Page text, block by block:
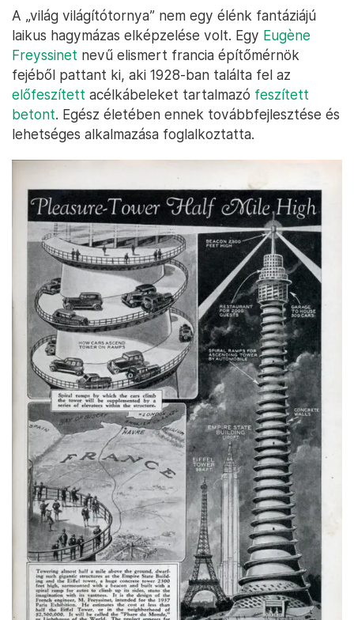
A „világ világítótornya” nem egy élénk fantáziájú
laikus hagymázas elképzelése volt. Egy Eugène
Freyssinet nevű elismert francia építőmérnök
fejéből pattant ki, aki 1928-ban találta fel az
előfeszített acélkábeleket tartalmazó feszített
betont. Egész életében ennek továbbfejlesztése és
lehetséges alkalmazása foglalkoztatta.